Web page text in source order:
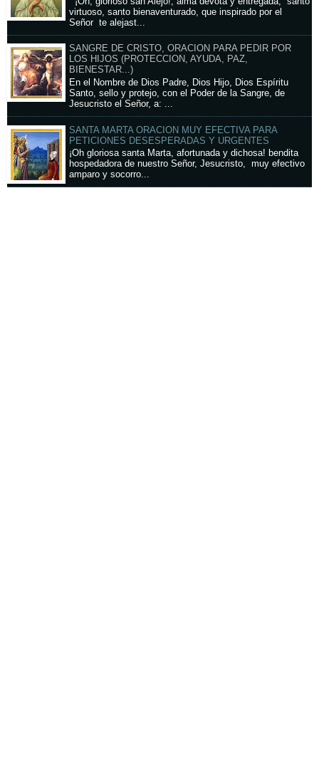
virtuoso, santo bienaventurado, que inspirado por el
Señor te alejast...
SANGRE DE CRISTO, ORACION PARA PEDIR POR
LOS HIJOS (PROTECCION, AYUDA, PAZ,
BIENESTAR...)
En el Nombre de Dios Padre, Dios Hijo, Dios Espíritu
Santo, sello y protejo, con el Poder de la Sangre, de
Jesucristo el Señor, a: ...
SANTA MARTA ORACION MUY EFECTIVA PARA
PETICIONES DESESPERADAS Y URGENTES
¡Oh gloriosa santa Marta, afortunada y dichosa! bendita
hospedadora de nuestro Señor, Jesucristo, muy efectivo
amparo y socorro...